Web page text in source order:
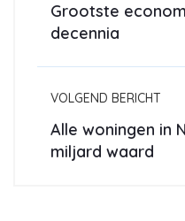
Grootste
decennia
VOLGEND BERICHT
Alle woningen in
miljard waard